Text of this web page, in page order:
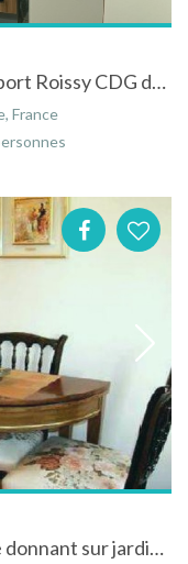
Appartement entre Paris et Aéroport Roissy CDG dans demeure de charme
France
Appartement à Paris-Montmartre donnant sur jardin et atelier